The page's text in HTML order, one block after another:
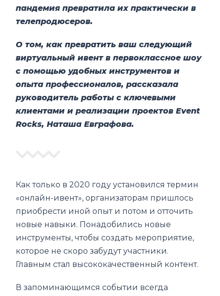
пандемия превратила их практически в
телепродюсеров.
О том, как превратить ваш следующий
виртуальный ивент в первоклассное шоу
с помощью удобных инструментов и
опыта профессионалов, рассказала
руководитель работы с ключевыми
клиентами и реализации проектов Event
Rocks, Наташа Евграфова.
Как только в 2020 году установился термин
«онлайн-ивент», организаторам пришлось
приобрести иной опыт и потом и отточить
новые навыки. Понадобились новые
инструменты, чтобы создать мероприятие,
которое не скоро забудут участники.
Главным стал высококачественный контент.
В запоминающимся событии всегда